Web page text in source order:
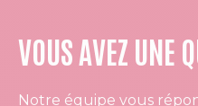
VOUS AVEZ UNE
Notre équipe vous